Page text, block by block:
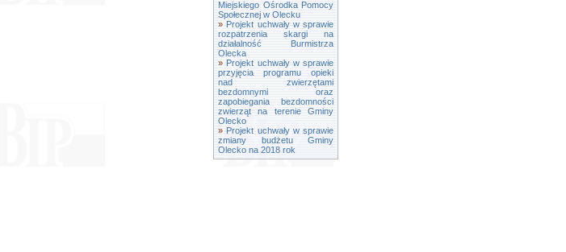
Miejskiego Ośrodka Pomocy
Społecznej w Olecku
» Projekt uchwały w sprawie
rozpatrzenia skargi na
działalność Burmistrza
Olecka
» Projekt uchwały w sprawie
przyjęcia programu opieki
nad zwierzętami
bezdomnymi oraz
zapobiegania bezdomności
zwierząt na terenie Gminy
Olecko
» Projekt uchwały w sprawie
zmiany budżetu Gminy
Olecko na 2018 rok